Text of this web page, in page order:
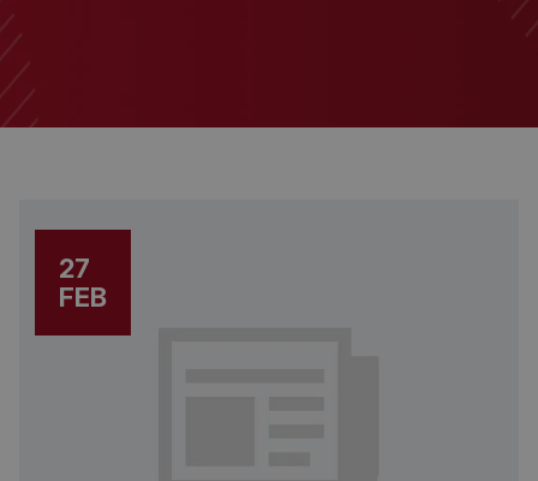
27
FEB